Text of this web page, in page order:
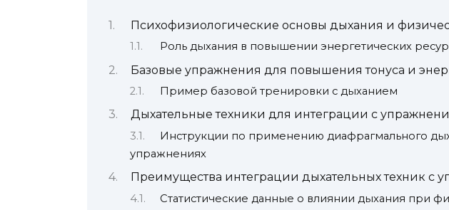
Психофизиологические основы дыхания и
Роль дыхания в повышении энергетических
Базовые упражнения для повышения тонуса и
Пример базовой тренировки с дыханием
Дыхательные техники для интеграции с
Инструкции по применению диафрагмального
упражнениях
Преимущества интеграции дыхательных техник с
Статистические данные о влиянии дыхания при